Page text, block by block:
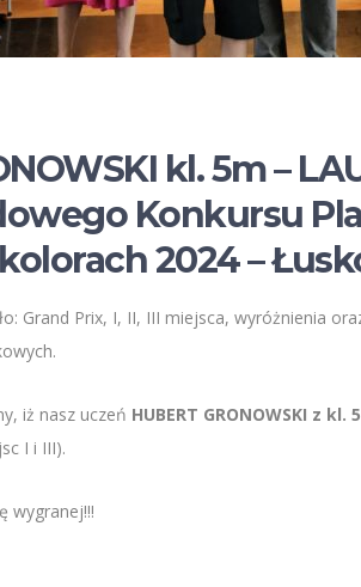
kl. 5m –
Konkursu
2024 –
Grand Prix, I, II, III miejsca, wyróżnienia
iż nasz uczeń HUBERT GRONOWSKI z kl.
I i III).
wygranej!!!